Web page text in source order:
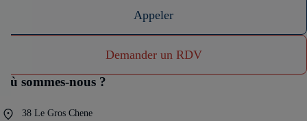
Appeler
Demander un RDV
Où sommes-nous ?
38 Le Gros Chene